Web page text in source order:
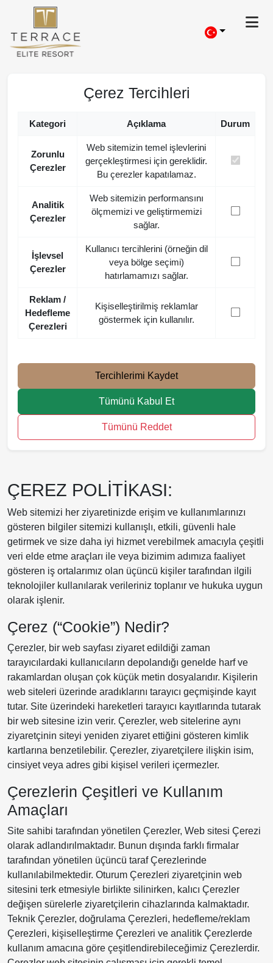
Çerez Tercihleri
Kategori Açıklama Durum
Zorunlu
Çerezler
Web sitemizin temel işlevlerini
gerçekleştirmesi için gereklidir.
Bu çerezler kapatılamaz.
Analitik
Çerezler
Web sitemizin performansını
ölçmemizi ve geliştirmemizi
sağlar.
İşlevsel
Çerezler
Kullanıcı tercihlerini (örneğin dil
veya bölge seçimi)
hatırlamamızı sağlar.
Reklam /
Hedefleme
Çerezleri
Kişiselleştirilmiş reklamlar
göstermek için kullanılır.
Tercihlerimi Kaydet
Tümünü Kabul Et
Tümünü Reddet
ÇEREZ POLİTİKASI:
Web sitemizi her ziyaretinizde erişim ve kullanımlarınızı
gösteren bilgiler sitemizi kullanışlı, etkili, güvenli hale
getirmek ve size daha iyi hizmet verebilmek amacıyla çeşitli
veri elde etme araçları ile veya bizimim adımıza faaliyet
gösteren iş ortalarımız olan üçüncü kişiler tarafından ilgili
teknolojiler kullanılarak verileriniz toplanır ve hukuka uygun
olarak işlenir.
Çerez (“Cookie”) Nedir?
Çerezler, bir web sayfası ziyaret edildiği zaman
tarayıcılardaki kullanıcıların depolandığı genelde harf ve
rakamlardan oluşan çok küçük metin dosyalarıdır. Kişilerin
web siteleri üzerinde aradıklarını tarayıcı geçmişinde kayıt
tutar. Site üzerindeki hareketleri tarayıcı kayıtlarında tutarak
bir web sitesine izin verir. Çerezler, web sitelerine aynı
ziyaretçinin siteyi yeniden ziyaret ettiğini gösteren kimlik
kartlarına benzetilebilir. Çerezler, ziyaretçilere ilişkin isim,
cinsiyet veya adres gibi kişisel verileri içermezler.
Çerezlerin Çeşitleri ve Kullanım
Amaçları
Site sahibi tarafından yönetilen Çerezler, Web sitesi Çerezi
olarak adlandırılmaktadır. Bunun dışında farklı firmalar
tarafından yönetilen üçüncü taraf Çerezlerinde
kullanılabilmektedir. Oturum Çerezleri ziyaretçinin web
sitesini terk etmesiyle birlikte silinirken, kalıcı Çerezler
değişen sürelerle ziyaretçilerin cihazlarında kalmaktadır.
Teknik Çerezler, doğrulama Çerezleri, hedefleme/reklam
Çerezleri, kişiselleştirme Çerezleri ve analitik Çerezlerde
kullanım amacına göre çeşitlendirebileceğimiz Çerezlerdir.